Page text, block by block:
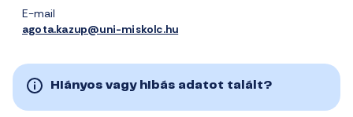
E-mail
agota.kazup@uni-miskolc.hu
Hiányos vagy hibás adatot talált?